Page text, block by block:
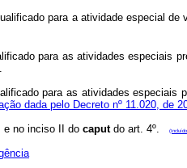
para a atividade especial de
para as atividades especiais
para as atividades especiais
dada pelo Decreto nº 11.020, de
e no inciso II do caputdo art. 4º.